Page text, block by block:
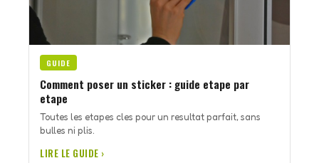
GUIDE
Comment poser un sticker : guide etape par
etape
Toutes les etapes cles pour un resultat parfait, sans
bulles ni plis.
LIRE LE GUIDE ›